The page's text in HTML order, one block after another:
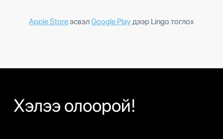
Apple StoreэсвэлGoogle Playдээр Lingo тоглох
Хэлээ олоорой!